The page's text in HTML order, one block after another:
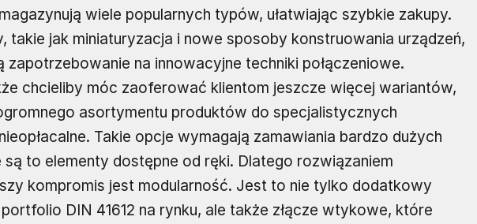
wiele popularnych typów, ułatwiając szybkie zakupy.
takie jak miniaturyzacja i nowe sposoby konstruowania urządzeń,
zapotrzebowanie na innowacyjne techniki połączeniowe.
chcieliby móc zaoferować klientom jeszcze więcej wariantów,
asortymentu produktów do specjalistycznych
Takie opcje wymagają zamawiania bardzo dużych
to elementy dostępne od ręki. Dlatego rozwiązaniem
kompromis jest modularność. Jest to nie tylko dodatkowy
DIN 41612 na rynku, ale także złącze wtykowe, które